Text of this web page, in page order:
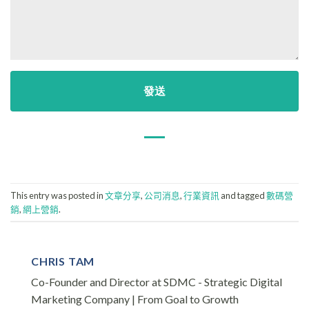
This entry was posted in文章分享, 公司消息,行業資訊 and tagged數碼營
銷,網上營銷.
CHRIS TAM
Co-Founder and Director at SDMC - Strategic Digital
Marketing Company | From Goal to Growth